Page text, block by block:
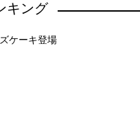
キング
ケーキ登場